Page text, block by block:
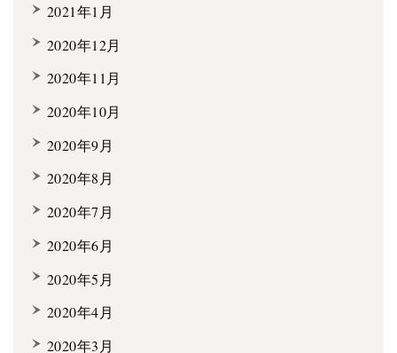
2021年1月
2020年12月
2020年11月
2020年10月
2020年9月
2020年8月
2020年7月
2020年6月
2020年5月
2020年4月
2020年3月